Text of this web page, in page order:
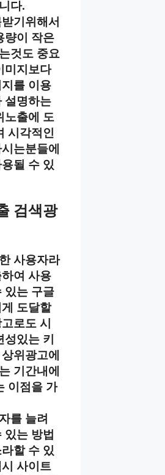
다.
기위해서
량이 작은
것도 중요
미지보다
를 이용
설명하는
노출에 도
시각적인
는분들에
될 수 있
검색광
사용자라
여 사용
있는 구글
도달할
로도 시
있는 키
위광고에
기간내에
이점을 가
를 늘려
있는 방법
할 수 있
사이트